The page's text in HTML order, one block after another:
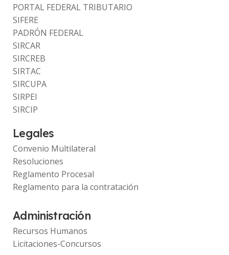
PORTAL FEDERAL TRIBUTARIO
SIFERE
PADRÓN FEDERAL
SIRCAR
SIRCREB
SIRTAC
SIRCUPA
SIRPEI
SIRCIP
Legales
Convenio Multilateral
Resoluciones
Reglamento Procesal
Reglamento para la contratación
Administración
Recursos Humanos
Licitaciones-Concursos